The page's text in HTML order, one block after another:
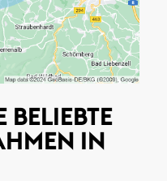
BELIEBTE
IN K